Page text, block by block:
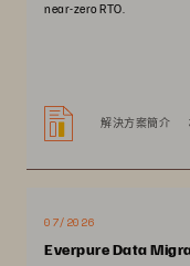
near-zero RTO.
解決方案簡介
07/2026
Everpure Data